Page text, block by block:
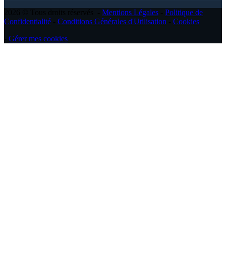
Mentions Légales
Politique de
Confidentialité
Conditions Générales d'Utilisation
Cookies
Gérer mes cookies